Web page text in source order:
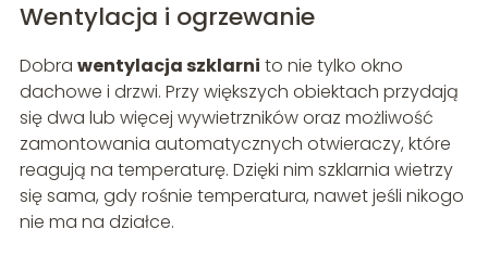
Wentylacja i ogrzewanie
Dobra wentylacja szklarni to nie tylko okno
dachowe i drzwi. Przy większych obiektach przydają
się dwa lub więcej wywietrzników oraz możliwość
zamontowania automatycznych otwieraczy, które
reagują na temperaturę. Dzięki nim szklarnia wietrzy
się sama, gdy rośnie temperatura, nawet jeśli nikogo
nie ma na działce.